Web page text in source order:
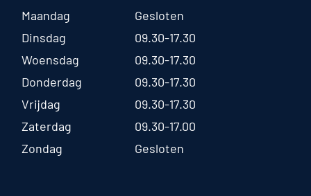
Maandag
Gesloten
Dinsdag
09.30-17.30
Woensdag
09.30-17.30
Donderdag
09.30-17.30
Vrijdag
09.30-17.30
Zaterdag
09.30-17.00
Zondag
Gesloten